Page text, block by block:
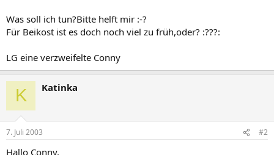
Was soll ich tun?Bitte helft mir :-?
Für Beikost ist es doch noch viel zu früh,oder? :???:
LG eine verzweifelte Conny
K Katinka
7. Juli 2003 #2
Hallo Conny,